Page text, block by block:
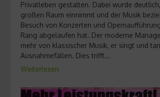
Privatleben gestalten. Dabei wurde
großen Raum einnimmt und der Musik
Besuch von Konzerten und
Rang abgelaufen hat. Der moderne
mehr von klassischer Musik, er singt und
Ausnahmefällen. Dies trifft...
Weiterlesen